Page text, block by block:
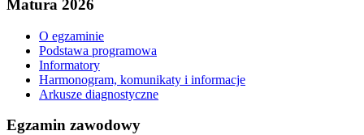
Matura 2026
O egzaminie
Podstawa programowa
Informatory
Harmonogram, komunikaty i informacje
Arkusze diagnostyczne
Egzamin zawodowy